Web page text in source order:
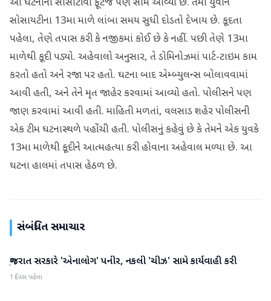
આ ઘટનાના સીસીટીવી ફૂટેજ પણ સામે આવ્યા છે. તેમાં યુવાન
સોસાયટીના 13મા માળે લાંબા સમય સુધી દોડતો દેખાય છે. કૂદતા
પહેલા, તેણે તપાસ કરી કે નજીકમાં કોઈ છે કે નહીં. પછી તેણે 13મા
માળેથી કૂદી પડ્યો. અહેવાલો અનુસાર, તે ડોમિનોઝમાં પાર્ટ-ટાઇમ કામ
કરતો હતો અને રજા પર હતો. ઘટના બાદ એમ્બ્યુલન્સ બોલાવવામાં
આવી હતી, અને તેને મૃત જાહેર કરવામાં આવ્યો હતો. પોલીસને પણ
જાણ કરવામાં આવી હતી. માહિતી મળતાં, વલસાડ શહેર પોલીસની
એક ટીમ ઘટનાસ્થળે પહોંચી હતી. પોલીસનું કહેવું છે કે તેમને એક યુવકે
13મા માળેથી કૂદીને આત્મહત્યા કરી હોવાના અહેવાલ મળ્યા છે. આ
ઘટના હાલમાં તપાસ હેઠળ છે.
સંબંધિત સમાચાર
ગુજરાત ગુજરાત સરકારે 'એનાલોગ' પનીર, નકલી 'ચીઝ' સામે કાર્યવાહી કરી
1 દિવસ પહેલા